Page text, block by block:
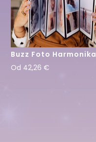
Buzz Foto Harmonika
Od 42,26€